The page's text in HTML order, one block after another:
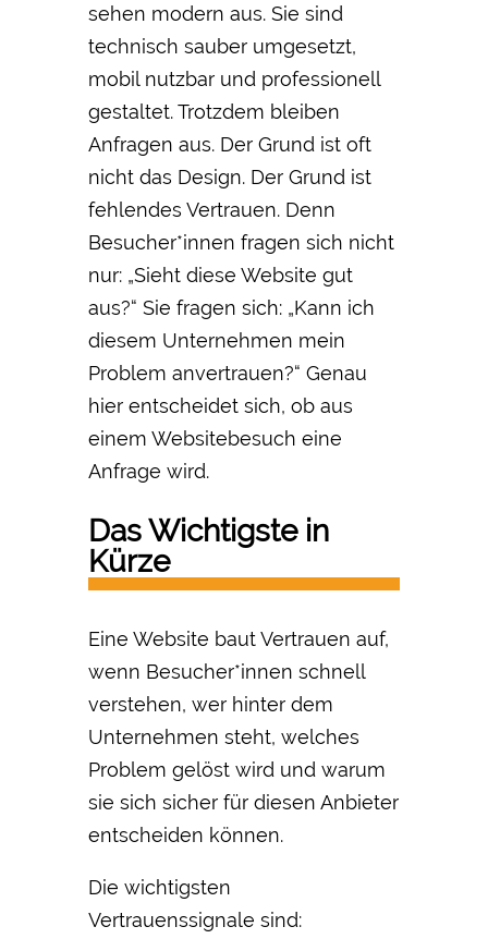
sehen modern aus. Sie sind
technisch sauber umgesetzt,
mobil nutzbar und professionell
gestaltet. Trotzdem bleiben
Anfragen aus. Der Grund ist oft
nicht das Design. Der Grund ist
fehlendes Vertrauen. Denn
Besucher*innen fragen sich nicht
nur: „Sieht diese Website gut
aus?“ Sie fragen sich: „Kann ich
diesem Unternehmen mein
Problem anvertrauen?“ Genau
hier entscheidet sich, ob aus
einem Websitebesuch eine
Anfrage wird.
Das Wichtigste in
Kürze
Eine Website baut Vertrauen auf,
wenn Besucher*innen schnell
verstehen, wer hinter dem
Unternehmen steht, welches
Problem gelöst wird und warum
sie sich sicher für diesen Anbieter
entscheiden können.
Die wichtigsten
Vertrauenssignale sind: